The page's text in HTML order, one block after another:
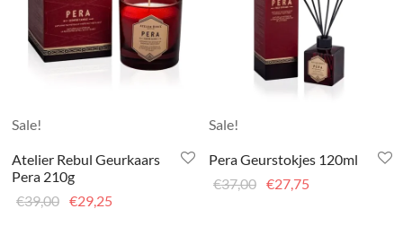
Sale!
Atelier Rebul Geurkaars
Pera 210g
€39,00
Oorspronkelijke
€29,25
Sale!
Pera Geurstokjes 120ml
€37,00
Oorspronkelijke
€27,75